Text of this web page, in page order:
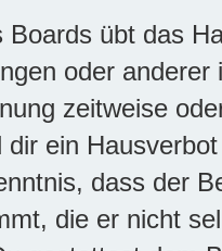
Boards übt das
oder
zeitweise
ein
dass der
die er nicht